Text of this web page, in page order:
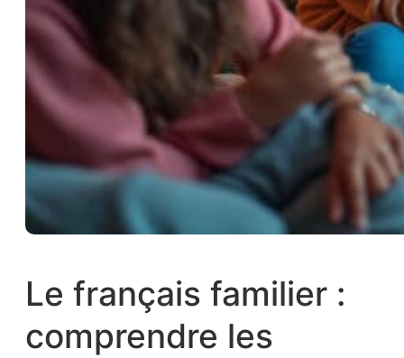
Le français familier :
comprendre les